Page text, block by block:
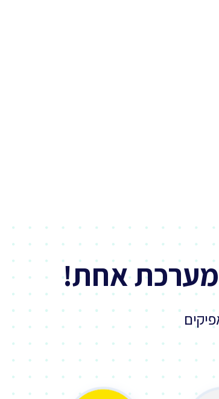
אחת!